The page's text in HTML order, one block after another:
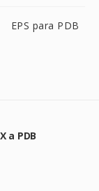
EPS para PDB
a PDB